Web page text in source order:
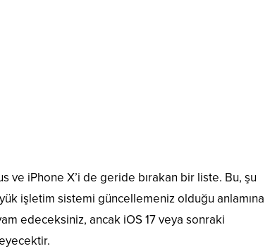
ve iPhone X’i de geride bırakan bir liste. Bu, şu
işletim sistemi güncellemeniz olduğu anlamına
edeceksiniz, ancak iOS 17 veya sonraki